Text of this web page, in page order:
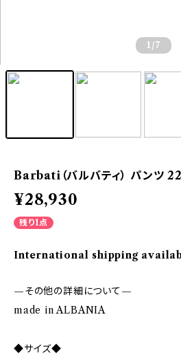
1 /7
Barbati（バルバティ） パンツ
¥28,930
残り1点
International shipping
—その他の詳細について—
made in ALBANIA
◆サイズ◆